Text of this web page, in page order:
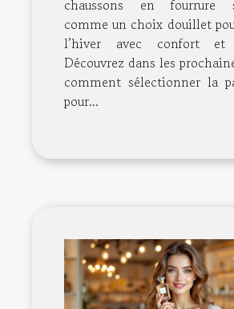
chaussons en fourrure
comme un choix douillet
l’hiver avec confort et
Découvrez dans les
comment sélectionner la
pour...